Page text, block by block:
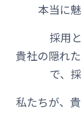
本当に
採用
貴社の隠れ
で、
私たちが、